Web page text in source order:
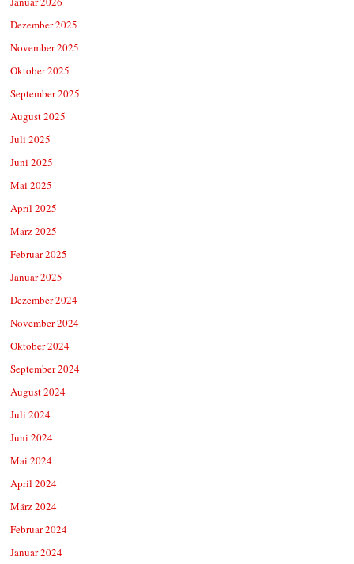
Dezember 2025
November 2025
Oktober 2025
September 2025
August 2025
Juli 2025
Juni 2025
Mai 2025
April 2025
März 2025
Februar 2025
Januar 2025
Dezember 2024
November 2024
Oktober 2024
September 2024
August 2024
Juli 2024
Juni 2024
Mai 2024
April 2024
März 2024
Februar 2024
Januar 2024